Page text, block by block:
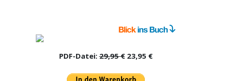
PDF-Datei:29,95 €23,95 €